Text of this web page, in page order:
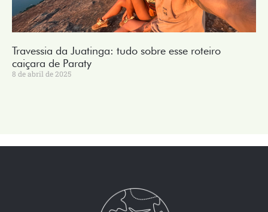
Travessia da Juatinga: tudo sobre esse roteiro
caiçara de Paraty
8 de abril de 2025